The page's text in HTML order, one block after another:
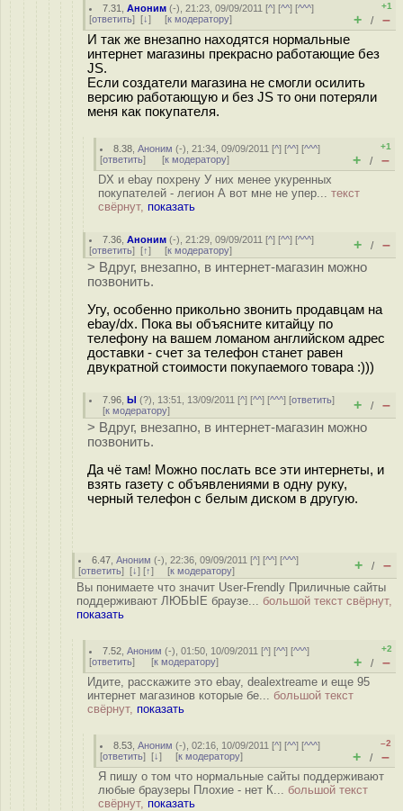
7.31 ,Аноним (-), 21:23, 09/09/2011 [^] [^^] [^^^]
[ответить] [↓] [к модератору]
+1
+ / –
И так же внезапно находятся нормальные
интернет магазины прекрасно работающие без
JS.
Если создатели магазина не смогли осилить
версию работающую и без JS то они потеряли
меня как покупателя.
8.38 ,Аноним (-), 21:34, 09/09/2011 [^] [^^] [^^^]
[ответить] [к модератору]
+1
+ / –
DX и ebay похрену У них менее укуренных
покупателей - легион А вот мне не упер... текст
свёрнут, показать
7.36 ,Аноним (-), 21:29, 09/09/2011 [^] [^^] [^^^]
[ответить] [↑] [к модератору] + / –
> Вдруг, внезапно, в интернет-магазин можно
позвонить.
Угу, особенно прикольно звонить продавцам на
ebay/dx. Пока вы объясните китайцу по
телефону на вашем ломаном английском адрес
доставки - счет за телефон станет равен
двукратной стоимости покупаемого товара :)))
7.96 ,Ы (?), 13:51, 13/09/2011 [^] [^^] [^^^] [ответить]
[к модератору] + / –
> Вдруг, внезапно, в интернет-магазин можно
позвонить.
Да чё там! Можно послать все эти интернеты, и
взять газету с объявлениями в одну руку,
черный телефон с белым диском в другую.
6.47 ,Аноним (-), 22:36, 09/09/2011 [^] [^^] [^^^]
[ответить] [↓] [↑] [к модератору] + / –
Вы понимаете что значит User-Frendly Приличные сайты
поддерживают ЛЮБЫЕ браузе... большой текст свёрнут,
показать
7.52 ,Аноним (-), 01:50, 10/09/2011 [^] [^^] [^^^]
[ответить] [к модератору]
+2
+ / –
Идите, расскажите это ebay, dealextreame и еще 95
интернет магазинов которые бе... большой текст
свёрнут, показать
8.53 ,Аноним (-), 02:16, 10/09/2011 [^] [^^] [^^^]
[ответить] [↓] [к модератору]
–2
+ / –
Я пишу о том что нормальные сайты поддерживают
любые браузеры Плохие - нет К... большой текст
свёрнут, показать